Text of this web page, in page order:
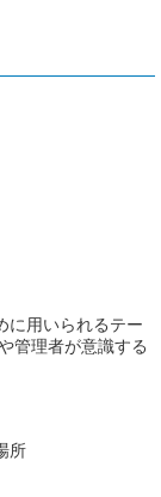
に用いられるテー
管理者が意識する
所